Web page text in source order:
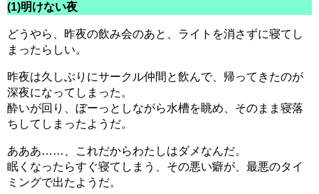
(1)明けない夜
どうやら、昨夜の飲み会のあと、ライトを消さずに寝てし
まったらしい。
昨夜は久しぶりにサークル仲間と飲んで、帰ってきたのが
深夜になってしまった。
酔いが回り、ぼーっとしながら水槽を眺め、そのまま寝落
ちしてしまったようだ。
あああ……、これだからわたしはダメなんだ。
眠くなったらすぐ寝てしまう、その悪い癖が、最悪のタイ
ミングで出たようだ。